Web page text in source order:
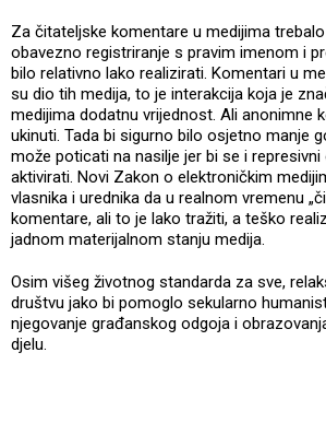
Za čitateljske komentare u medijima
obavezno registriranje s pravim imenom i
bilo relativno lako realizirati. Komentari u
su dio tih medija, to je interakcija koja je
medijima dodatnu vrijednost. Ali anonimne
ukinuti. Tada bi sigurno bilo osjetno manje
može poticati na nasilje jer bi se i
aktivirati. Novi Zakon o elektroničkim
vlasnika i urednika da u realnom vremenu
komentare, ali to je lako tražiti, a teško
jadnom materijalnom stanju medija.
Osim višeg životnog standarda za sve,
društvu jako bi pomoglo sekularno
njegovanje građanskog odgoja i
djelu.